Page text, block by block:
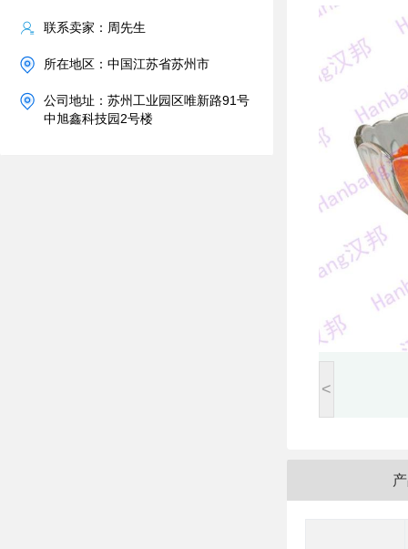
联系卖家：周先生
所在地区：中国江苏省苏州市
公司地址：苏州工业园区唯新路91号
中旭鑫科技园2号楼
<